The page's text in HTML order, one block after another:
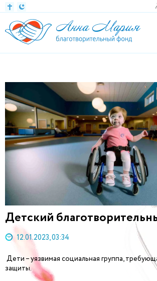
Детский
12.01.2023, 03:34
Дети – уязвимая социальная группа,
защиты.